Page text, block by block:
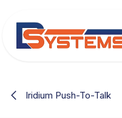
Iridium Push-To-Talk